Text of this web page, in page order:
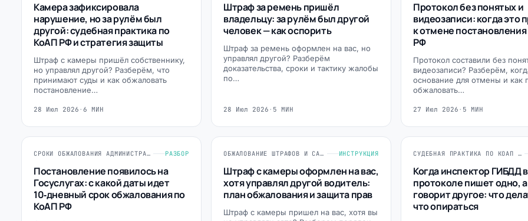
Камера зафиксировала
нарушение, но за рулём был
другой: судебная практика по
КоАП РФ и стратегия защиты
Штраф с камеры пришёл собственнику,
но управлял другой? Разберём, что
принимают суды и как обжаловать
постановление…
28 Июл 2026 · 6 МИН
Штраф за ремень пришёл
владельцу: за рулём был другой
человек — как оспорить
Штраф за ремень оформлен на вас, но
управлял другой? Разберём
доказательства, сроки и тактику жалобы
по…
28 Июл 2026 · 5 МИН
Протокол без понятых и
видеозаписи: когда это
к отмене
РФ
Протокол составили без
видеозаписи? Разберём,
основание для отмены и как
обжаловать…
27 Июл 2026 · 5 МИН
СРОКИ ОБЖАЛОВАНИЯ АДМИНИСТРАТИВНЫХ ПОСТАНОВЛЕНИЙ РАЗБОР
Постановление появилось на
Госуслугах: с какой даты идет
10‑дневный срок обжалования по
КоАП РФ
ОБЖАЛОВАНИЕ ШТРАФОВ И САНКЦИЙ ИНСТРУКЦИЯ
Штраф с камеры оформлен на вас,
хотя управлял другой водитель:
план обжалования и защита прав
Штраф с камеры пришел на вас, хотя вы
СУДЕБНАЯ ПРАКТИКА ПО КОАП РФ
Когда инспектор ГИБДД в
протоколе пишет одно, а
говорит другое: что
что опираться